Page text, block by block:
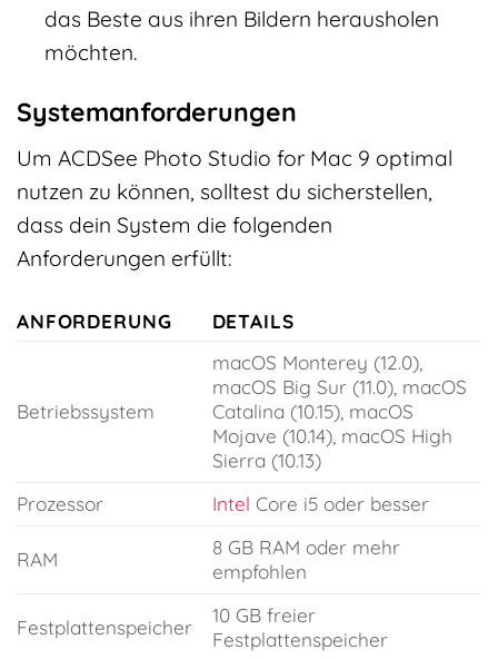
das Beste aus ihren Bildern herausholen
möchten.
Systemanforderungen
Um ACDSee Photo Studio for Mac 9 optimal
nutzen zu können, solltest du sicherstellen,
dass dein System die folgenden
Anforderungen erfüllt:
ANFORDERUNG DETAILS
Betriebssystem
macOS Monterey (12.0),
macOS Big Sur (11.0), macOS
Catalina (10.15), macOS
Mojave (10.14), macOS High
Sierra (10.13)
Prozessor
Intel Core i5 oder besser
RAM
8 GB RAM oder mehr
empfohlen
Festplattenspeicher
10 GB freier
Festplattenspeicher